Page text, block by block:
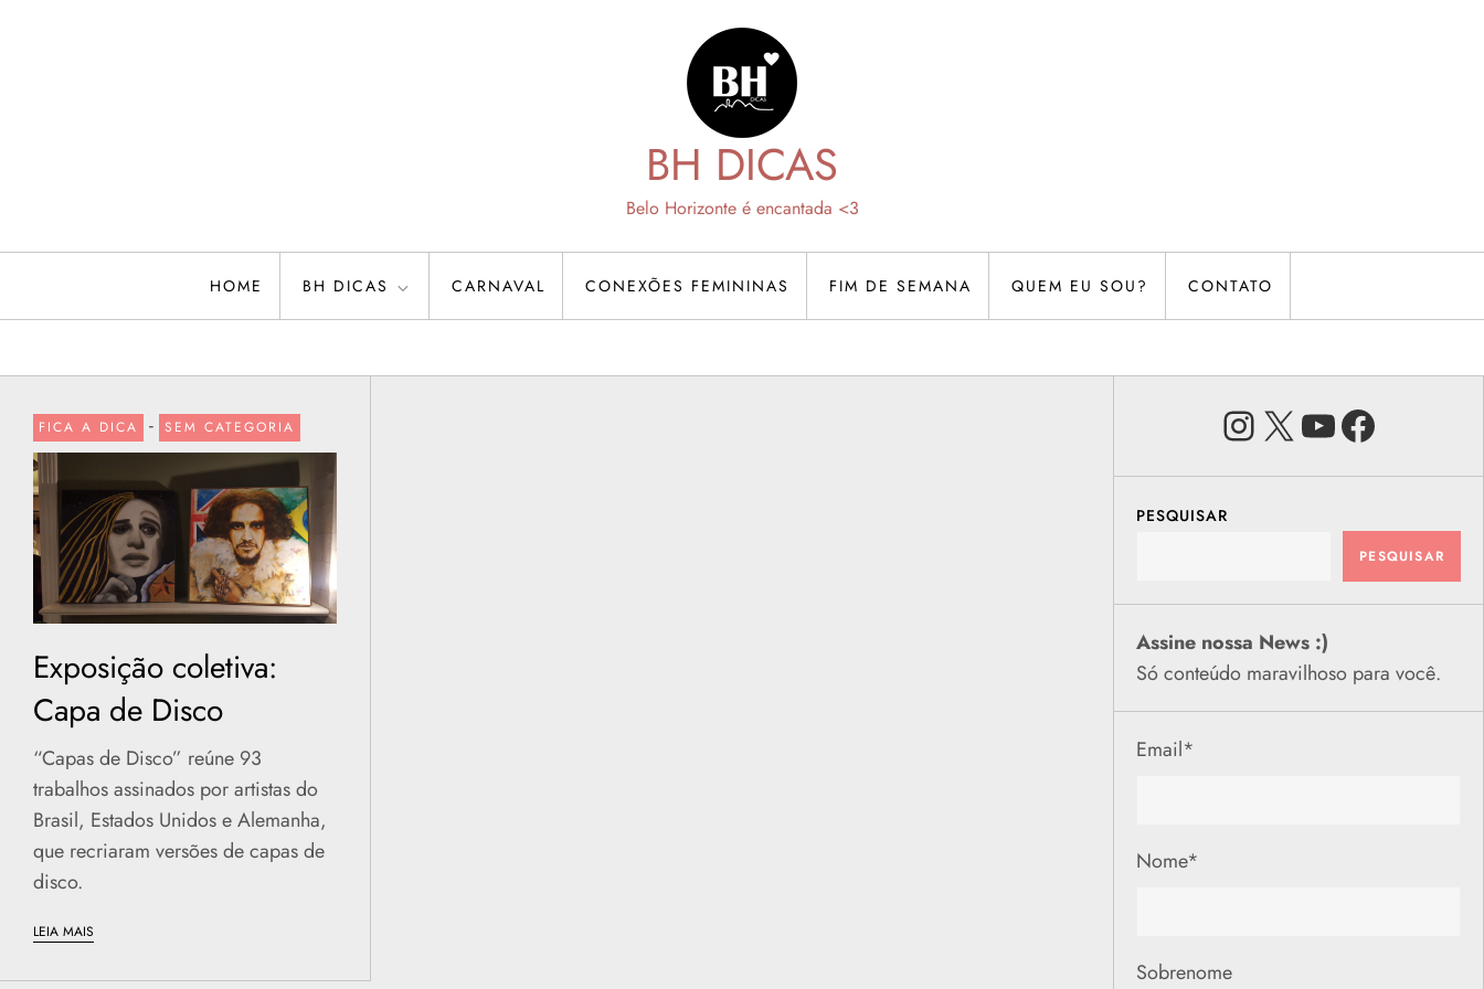
BH DICAS
Belo Horizonte é encantada <3
HOME BH DICAS CARNAVAL CONEXÕES FEMININAS FIM DE SEMANA QUEM EU SOU? CONTATO
FICA A DICA - SEM CATEGORIA
Exposição coletiva:
Capa de Disco
“Capas de Disco” reúne 93
trabalhos assinados por artistas do
Brasil, Estados Unidos e Alemanha,
que recriaram versões de capas de
disco.
LEIA MAIS
Instagram
X Youtube
PESQUISAR
PESQUISAR
Assine nossa News :)
Só conteúdo maravilhoso para você.
Email*
Nome*
Sobrenome